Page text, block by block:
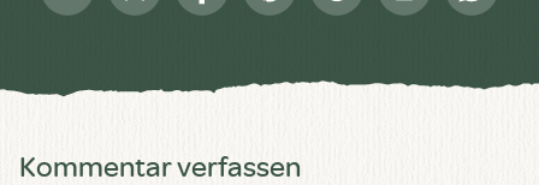
Sammlung
Mail
Kommentar verfassen